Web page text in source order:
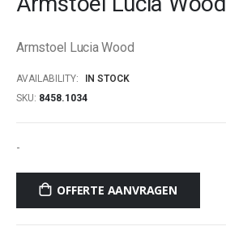
the
gallery
Armstoel Lucia Wood
AVAILABILITY:
IN STOCK
SKU 8458.1034
-
OFFERTE AANVRAGEN